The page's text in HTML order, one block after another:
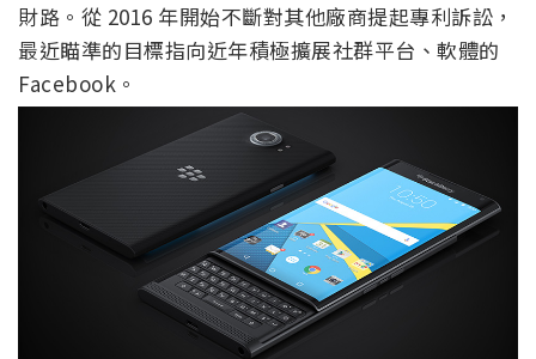
財路。從 2016 年開始不斷對其他廠商提起專利訴訟，
最近瞄準的目標指向近年積極擴展社群平台、軟體的
Facebook。